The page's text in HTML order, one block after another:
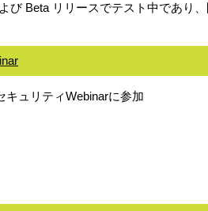
Beta リリースでテスト中であり
キュリティWebinarに参加